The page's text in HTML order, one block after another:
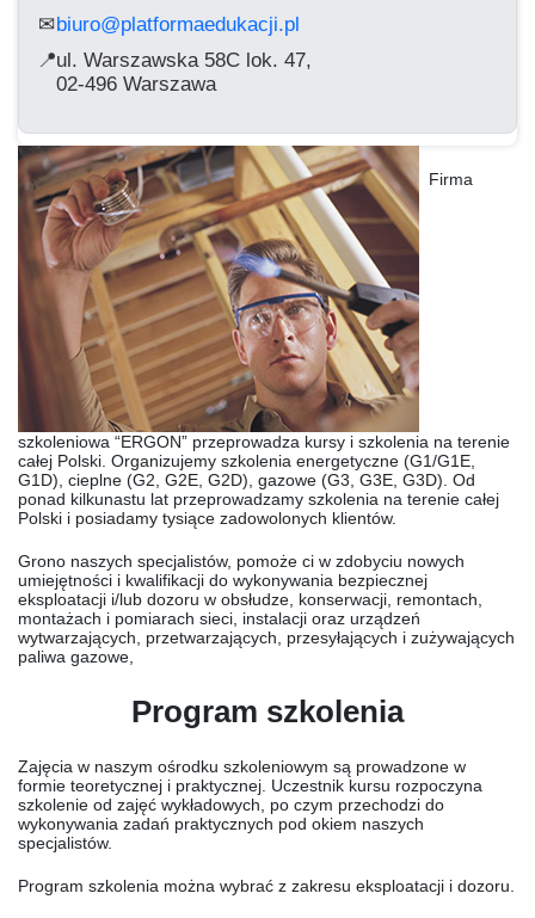
✉biuro@platformaedukacji.pl
📍ul. Warszawska 58C lok. 47,
02-496 Warszawa
Firma
szkoleniowa “ERGON” przeprowadza kursy i szkolenia na terenie
całej Polski. Organizujemy szkolenia energetyczne (G1/G1E,
G1D), cieplne (G2, G2E, G2D), gazowe (G3, G3E, G3D). Od
ponad kilkunastu lat przeprowadzamy szkolenia na terenie całej
Polski i posiadamy tysiące zadowolonych klientów.
Grono naszych specjalistów, pomoże ci w zdobyciu nowych
umiejętności i kwalifikacji do wykonywania bezpiecznej
eksploatacji i/lub dozoru w obsłudze, konserwacji, remontach,
montażach i pomiarach sieci, instalacji oraz urządzeń
wytwarzających, przetwarzających, przesyłających i zużywających
paliwa gazowe,
Program szkolenia
Zajęcia w naszym ośrodku szkoleniowym są prowadzone w
formie teoretycznej i praktycznej. Uczestnik kursu rozpoczyna
szkolenie od zajęć wykładowych, po czym przechodzi do
wykonywania zadań praktycznych pod okiem naszych
specjalistów.
Program szkolenia można wybrać z zakresu eksploatacji i dozoru.